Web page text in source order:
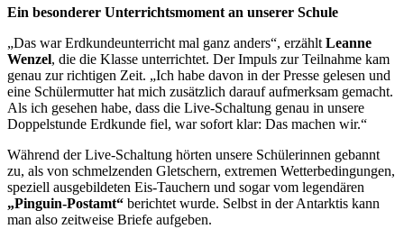
Ein besonderer Unterrichtsmoment an unserer Schule
„Das war Erdkundeunterricht mal ganz anders“, erzählt Leanne
Wenzel, die die Klasse unterrichtet. Der Impuls zur Teilnahme kam
genau zur richtigen Zeit. „Ich habe davon in der Presse gelesen und
eine Schülermutter hat mich zusätzlich darauf aufmerksam gemacht.
Als ich gesehen habe, dass die Live-Schaltung genau in unsere
Doppelstunde Erdkunde fiel, war sofort klar: Das machen wir.“
Während der Live-Schaltung hörten unsere Schülerinnen gebannt
zu, als von schmelzenden Gletschern, extremen Wetterbedingungen,
speziell ausgebildeten Eis-Tauchern und sogar vom legendären
„Pinguin-Postamt“ berichtet wurde. Selbst in der Antarktis kann
man also zeitweise Briefe aufgeben.